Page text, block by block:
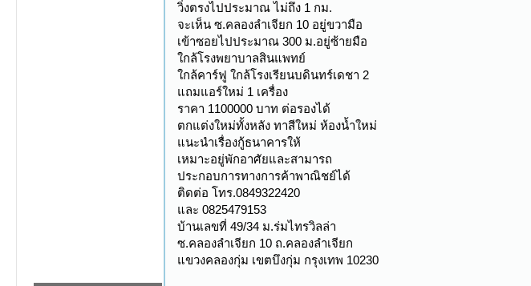
วิ่งตรงไปประมาณ ไม่ถึง 1 กม.
จะเห็น ซ.คลองลำเจียก 10 อยู่ขวามือ
เข้าซอยไปประมาณ 300 ม.อยู่ซ้ายมือ
ใกล้โรงพยาบาลสินแพทย์
ใกล้คาร์ฟู ใกล้โรงเรียนบดินทร์เดชา 2
แถมแอร์ใหม่ 1 เครื่อง
ราคา 1100000 บาท ต่อรองได้
ตกแต่งใหม่ทั้งหลัง ทาสีใหม่ ห้องน้ำใหม่
แนะนำเรื่องกู้ธนาคารให้
เหมาะอยู่พักอาศัยและสามารถ
ประกอบการทางการค้าพาณิชย์ได้
ติดต่อ โทร.0849322420
และ 0825479153
บ้านเลขที่ 49/34 ม.ร่มไทรวิลล่า
ซ.คลองลำเจียก 10 ถ.คลองลำเจียก
แขวงคลองกุ่ม เขตบึงกุ่ม กรุงเทพ 10230